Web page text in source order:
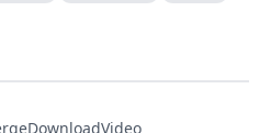
DownloadVideo